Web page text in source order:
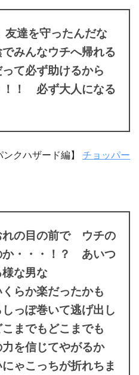
友達を守ったんだな
みんなウチへ帰れる
て必ず助けるから
！ 必ず大人になる
クハザード編】 チョッパー
れの目の前で ウチの
か・・・！？ あいつ
な男な
らか楽だったかも
っぽ巻いて逃げ出し
までもどこまでも
を信じてやがるか
ゃこっちが折れちま